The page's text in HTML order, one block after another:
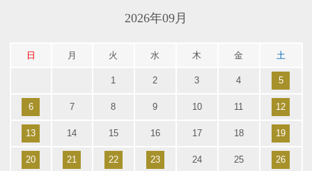
2026年09月
日 月 火 水 木 金 土
1 2 3 4 5
6 7 8 9 10 11 12
13 14 15 16 17 18 19
20 21 22 23 24 25 26